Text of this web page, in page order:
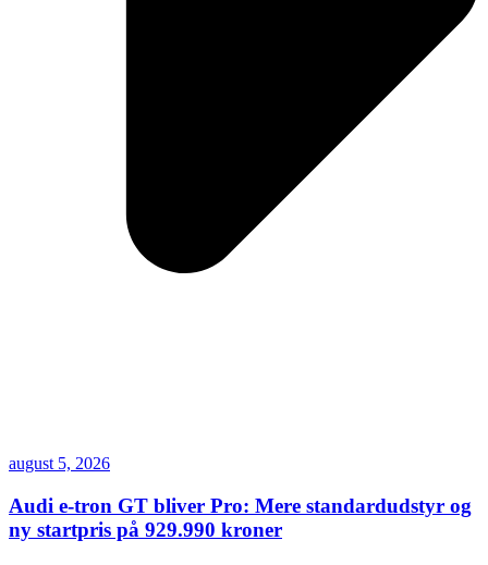
august 5, 2026
Audi e-tron GT bliver Pro: Mere standardudstyr og
ny startpris på 929.990 kroner